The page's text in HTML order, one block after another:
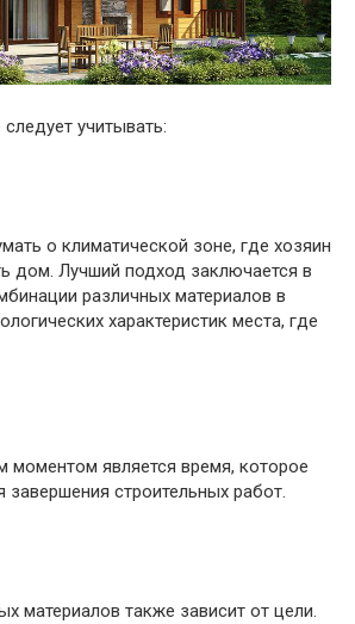
учитывать:
о климатической зоне, где хозяин
дом. Лучший подход заключается в
различных материалов в
характеристик места, где
является время, которое
завершения строительных работ.
материалов также зависит от цели.